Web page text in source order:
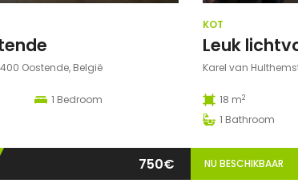
Oostende, België
1 Bedroom
750€
KOT
Leuk
Karel van
18 m2
1 Bathroom
NU BESCHIKBAAR